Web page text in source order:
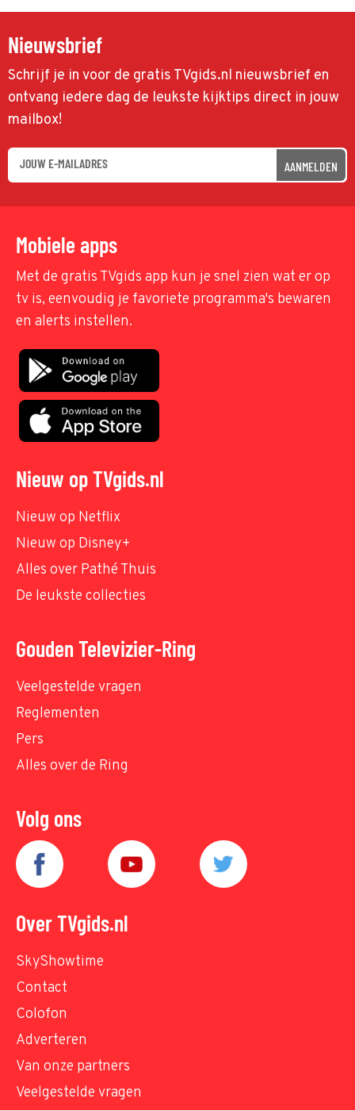
Nieuwsbrief
Schrijf je in voor de gratis TVgids.nl nieuwsbrief en
ontvang iedere dag de leukste kijktips direct in jouw
mailbox!
AANMELDEN
Mobiele apps
Met de gratis TVgids app kun je snel zien wat er op
tv is, eenvoudig je favoriete programma's bewaren
en alerts instellen.
Nieuw op TVgids.nl
Nieuw op Netflix
Nieuw op Disney+
Alles over Pathé Thuis
De leukste collecties
Gouden Televizier-Ring
Veelgestelde vragen
Reglementen
Pers
Alles over de Ring
Volg ons
Over TVgids.nl
SkyShowtime
Contact
Colofon
Adverteren
Van onze partners
Veelgestelde vragen